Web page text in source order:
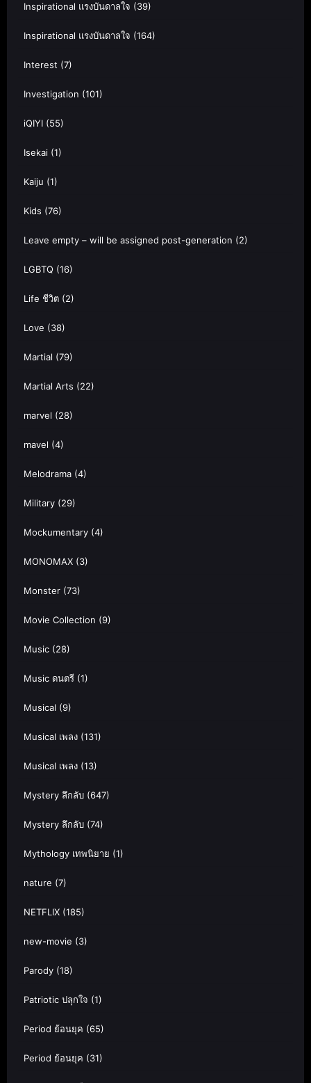
Inspirational แรงบันดาลใจ (39)
Inspirational แรงบันดาลใจ (164)
Interest (7)
Investigation (101)
iQIYI (55)
Isekai (1)
Kaiju (1)
Kids (76)
Leave empty – will be assigned post-generation (2)
LGBTQ (16)
Life ชีวิต (2)
Love (38)
Martial (79)
Martial Arts (22)
marvel (28)
mavel (4)
Melodrama (4)
Military (29)
Mockumentary (4)
MONOMAX (3)
Monster (73)
Movie Collection (9)
Music (28)
Music ดนตรี (1)
Musical (9)
Musical เพลง (131)
Musical เพลง (13)
Mystery ลึกลับ (647)
Mystery ลึกลับ (74)
Mythology เทพนิยาย (1)
nature (7)
NETFLIX (185)
new-movie (3)
Parody (18)
Patriotic ปลุกใจ (1)
Period ย้อนยุค (65)
Period ย้อนยุค (31)